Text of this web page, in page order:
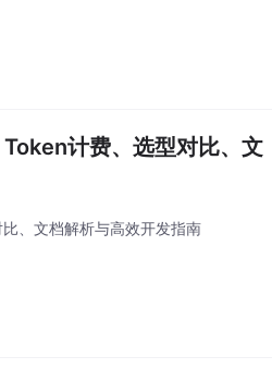
计费、选型对比、文
、文档解析与高效开发指南